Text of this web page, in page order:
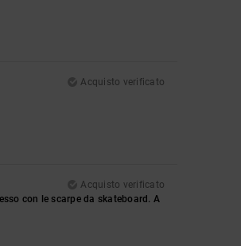
Acquisto verificato
Acquisto verificato
con le scarpe da skateboard. A